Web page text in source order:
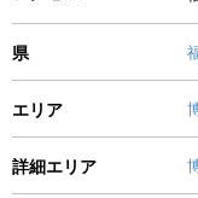
県
エリア
詳細エリア